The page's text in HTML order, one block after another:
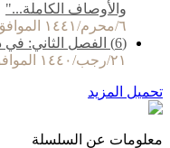
والأوصاف الكاملة..."
٦/محرم/١٤٤١ الموافق ٥/سبتمبر/٢٠١٩
(6) الفصل الثاني: في ذكر الأمور التي يستمد منها الإيمان
٢١/رجب/١٤٤٠ الموافق ٢٨/مارس/٢٠١٩
تحميل المزيد
معلومات عن السلسلة